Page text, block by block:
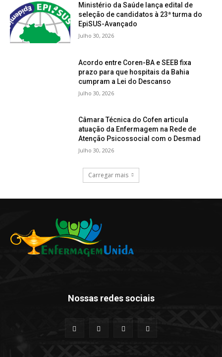
Ministério da Saúde lança edital de
seleção de candidatos à 23ª turma do
EpiSUS-Avançado
Julho 30, 2026
Acordo entre Coren-BA e SEEB fixa
prazo para que hospitais da Bahia
cumpram a Lei do Descanso
Julho 30, 2026
Câmara Técnica do Cofen articula
atuação da Enfermagem na Rede de
Atenção Psicossocial com o Desmad
Julho 30, 2026
Carregar mais
Nossas redes sociais